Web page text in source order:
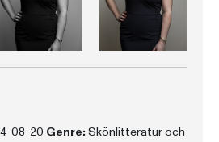
08-20 Genre: Skönlitteratur och